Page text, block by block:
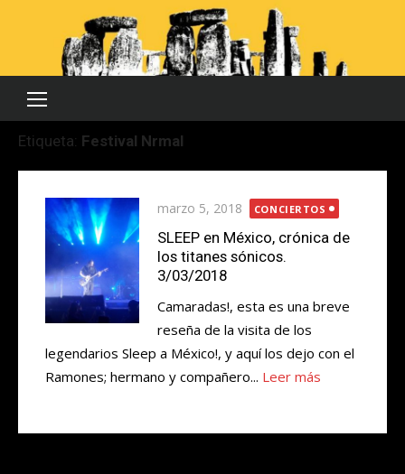
Etiqueta: Festival Nrmal
Publicada
el
marzo 5, 2018 CONCIERTOS
SLEEP en México, crónica de
los titanes sónicos.
3/03/2018
Camaradas!, esta es una breve
reseña de la visita de los
legendarios Sleep a México!, y aquí los dejo con el
Ramones; hermano y compañero... Leer más